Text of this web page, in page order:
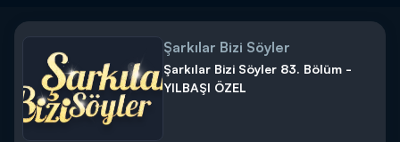
Şarkılar Bizi Söyler
Şarkılar Bizi Söyler 83. Bölüm -
YILBAŞI ÖZEL